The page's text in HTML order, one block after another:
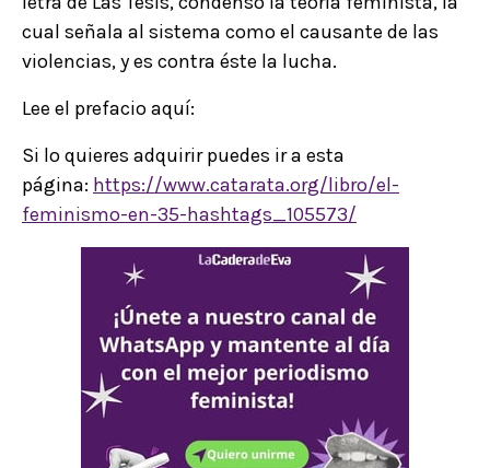
cual señala al sistema como el causante de las
violencias, y es contra éste la lucha.
Lee el prefacio aquí:
Si lo quieres adquirir puedes ir a esta
página: https://www.catarata.org/libro/el-
feminismo-en-35-hashtags_105573/